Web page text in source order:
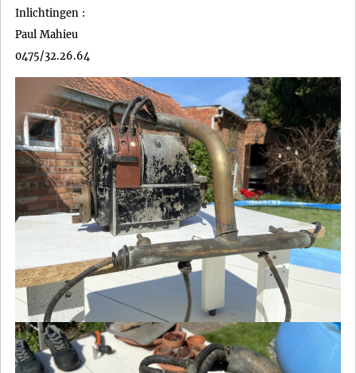
Inlichtingen :
Paul Mahieu
0475/32.26.64